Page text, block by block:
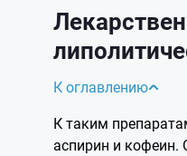
К оглавлению
К таким
аспирин и кофеин.